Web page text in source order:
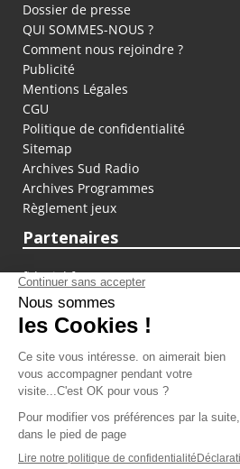
Dossier de presse
QUI SOMMES-NOUS ?
Comment nous rejoindre ?
Publicité
Mentions Légales
CGU
Politique de confidentialité
Sitemap
Archives Sud Radio
Archives Programmes
Règlement jeux
Partenaires
fiducial.fr
lyoncapitale.fr
olympique-et-lyonnais.com
L'application Iphone /
Téléchargez
Les cookies